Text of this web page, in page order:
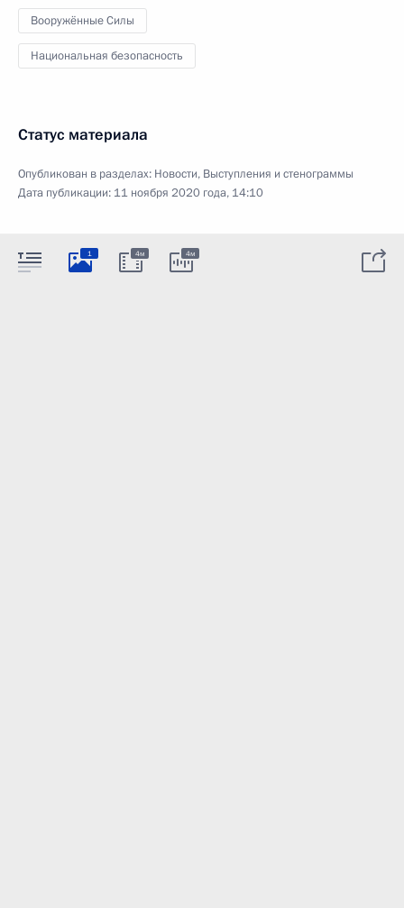
Вооружённые Силы
Национальная безопасность
Статус материала
Опубликован в разделах: Новости, Выступления и стенограммы
Дата публикации: 11 ноября 2020 года, 14:10
1 4м 4м